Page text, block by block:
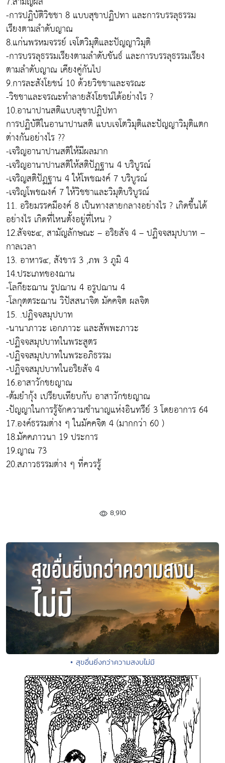
-การปฏิบัติวิชชา 8 แบบสุขาปฏิปทา และการบรรลุธรรม
เรียงตามลำดับญาณ
8.แก่นพรหมจรรย์ เจโตวิมุติและปัญญาวิมุติ
-การบรรลุธรรมเรียงตามลำดับขันธ์ และการบรรลุธรรมเรียง
ตามลำดับญาณ เคียงคู่กันไป
9.การละสังโยชน์ 10 ด้วยวิชชาและจรณะ
-วิชชาและจรณะทำลายสังโยชน์ได้อย่างไร ?
10.อานาปานสติแบบสุขาปฏิปทา
การปฏิบัติในอานาปานสติ แบบเจโตวิมุติและปัญญาวิมุติแตก
ต่างกันอย่างไร ??
-เจริญอานาปานสติให้มีผลมาก
-เจริญอานาปานสติให้สติปัฏฐาน 4 บริบูรณ์
-เจริญสติปัฏฐาน 4 ให้โพชฌงค์ 7 บริบูรณ์
-เจริญโพชฌงค์ 7 ให้วิชชาและวิมุติบริบูรณ์
11. อริยมรรคมีองค์ 8 เป็นทางสายกลางอย่างไร ? เกิดขึ้นได้
อย่างไร เกิดที่ไหนตั้งอยู่ที่ไหน ?
12.สัจจะ๔, สามัญลักษณะ – อริยสัจ 4 – ปฏิจจสมุปบาท –
กาลเวลา
13. อาหาร๔, สังขาร 3 ,ภพ 3 ภูมิ 4
14.ประเภทของฌาน
-โลกียะฌาน รูปฌาน 4 อรูปฌาน 4
-โลกุตตระฌาน วิปัสสนาจิต มัคคจิต ผลจิต
15. .ปฏิจจสมุปบาท
-นานาภาวะ เอกภาวะ และสัพพะภาวะ
-ปฏิจจสมุปบาทในพระสูตร
-ปฏิจจสมุปบาทในพระอภิธรรม
-ปฏิจจสมุปบาทในอริยสัจ 4
16.อาสาวักขยญาณ
-ต้มยำกุ้ง เปรียบเทียบกับ อาสาวักขยญาณ
-ปัญญาในการรู้จักความชำนาญแห่งอินทรีย์ 3 โดยอาการ 64
17.องค์ธรรมต่าง ๆ ในมัคคจิต 4 (มากกว่า 60 )
18.มัคคภาวนา 19 ประการ
19.ญาณ 73
20.สภาวธรรมต่าง ๆ ที่ควรรู้
8,910
• สุขอื่นยิ่งกว่าความสงบไม่มี